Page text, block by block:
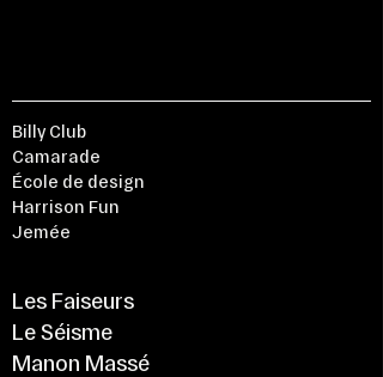
Billy Club
Camarade
École de design
Harrison Fun
Jemée
Les Faiseurs
Le Séisme
Manon Massé